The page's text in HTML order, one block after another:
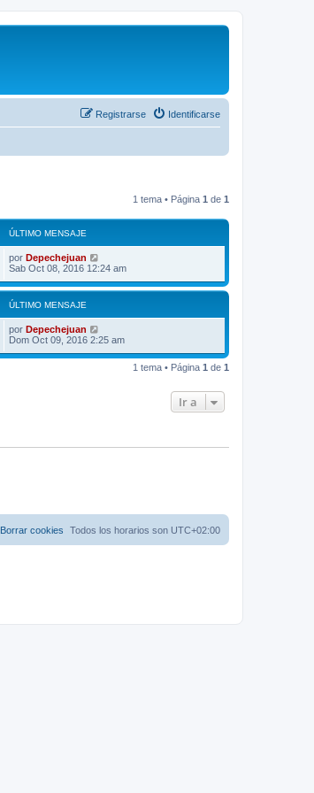
Identificarse
Registrarse
1 tema • Página 1 de 1
ÚLTIMO MENSAJE
por Depechejuan
Sab Oct 08, 2016 12:24 am
ÚLTIMO MENSAJE
por Depechejuan
Dom Oct 09, 2016 2:25 am
1 tema • Página 1 de 1
Ir a
Todos los horarios son UTC+02:00
Borrar cookies